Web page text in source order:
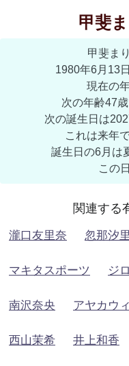
甲斐
甲斐ま
1980年6月13
現在の
次の年齢47
次の誕生日は
これは来年
誕生日の6月は
この
関連する
瀧口友里奈 忽那汐里
マキタスポーツ ジ
南沢奈央 アヤカウ
西山茉希 井上和香